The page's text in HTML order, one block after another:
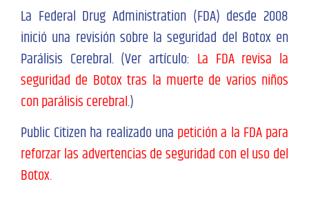
La Federal Drug Administration (FDA) desde 2008
inició una revisión sobre la seguridad del Botox en
Parálisis Cerebral. (Ver artículo: La FDA revisa la
seguridad de Botox tras la muerte de varios niños
con parálisis cerebral.)
Public Citizen ha realizado una petición a la FDA para
reforzar las advertencias de seguridad con el uso del
Botox.